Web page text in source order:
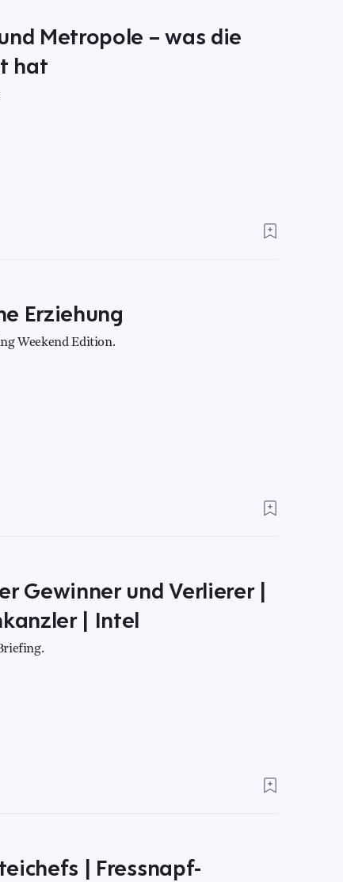
Metropole – was die
hat
Erziehung
Weekend Edition.
Gewinner und Verlierer |
| Intel
| Fressnapf-